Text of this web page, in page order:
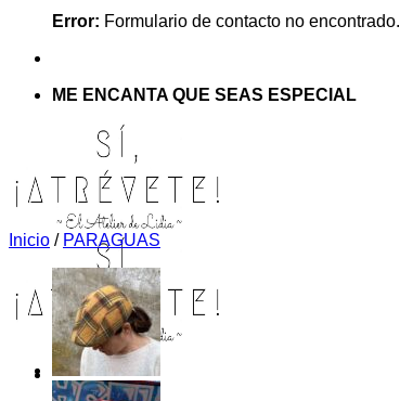
Error: Formulario de contacto no encontrado.
ME ENCANTA QUE SEAS ESPECIAL
Inicio / PARAGUAS